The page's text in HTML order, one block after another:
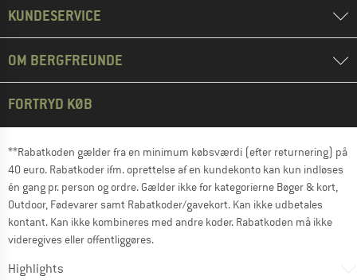
KUNDESERVICE
OM BERGFREUNDE
FORTRYD KØB
**Rabatkoden gælder fra en minimum købsværdi (efter returnering) på
40 euro. Rabatkoder ifm. oprettelse af en kundekonto kan kun indløses
én gang pr. person og ordre. Gælder ikke for kategorierne Bøger & kort,
Outdoor, Fødevarer samt Rabatkoder/gavekort. Kan ikke udbetales
kontant. Kan ikke kombineres med andre koder. Rabatkoden må ikke
videregives eller offentliggøres.
Highlights